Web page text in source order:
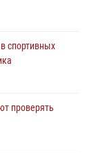
спортивных
проверять